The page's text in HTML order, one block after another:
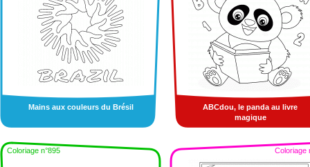
Mains aux couleurs du Brésil
ABCdou, le panda au livre
magique
Coloriage n°895 Coloriage